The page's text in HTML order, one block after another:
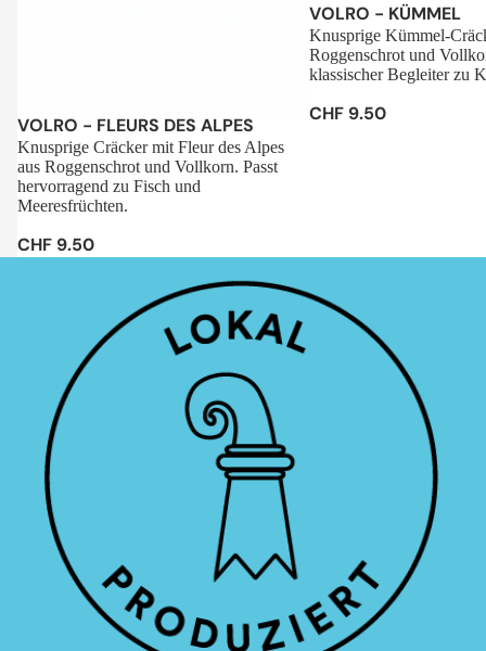
Sale
VOLRO - FLEURS DES ALPES
Knusprige Cräcker mit Fleur des Alpes
aus Roggenschrot und Vollkorn. Passt
hervorragend zu Fisch und
Meeresfrüchten.
CHF 9.50
VOLRO - KÜMMEL
Knusprige Kümmel-
Roggenschrot und
klassischer Begleiter zu
CHF 9.50